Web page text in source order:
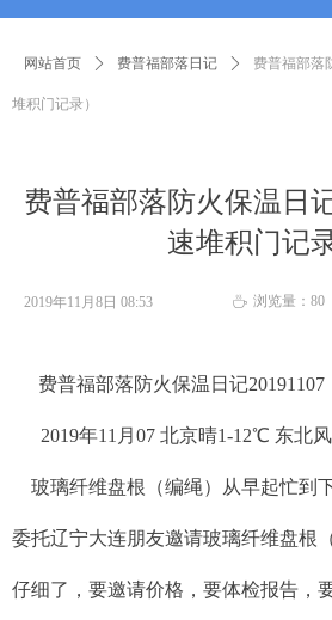
网站首页 ꄲ 费普福部落日记 ꄲ 费普福部落
堆积门记录）
费普福部落防火保温日
速堆积门记录
2019年11月8日 08:53 ꄘ 浏览量： 80
费普福部落防火保温日记20191107
2019年11月07 北京晴1-12℃ 东北
玻璃纤维盘根（编绳）从早起忙到
委托辽宁大连朋友邀请玻璃纤维盘根
仔细了，要邀请价格，要体检报告，